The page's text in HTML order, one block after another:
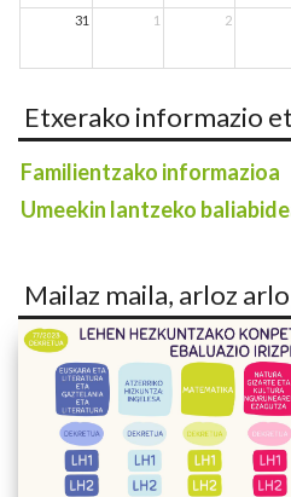
31 1 2
Etxerako informazio
Familientzako informazioa
Umeekin lantzeko
Mailaz maila, arloz